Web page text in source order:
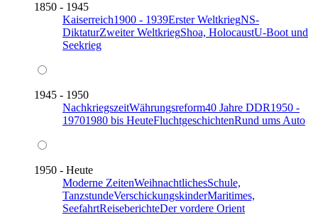
1850 - 1945
Kaiserreich1900 - 1939Erster WeltkriegNS-
DiktaturZweiter WeltkriegShoa, HolocaustU-Boot und
Seekrieg
1945 - 1950
NachkriegszeitWährungsreform40 Jahre DDR1950 -
19701980 bis HeuteFluchtgeschichtenRund ums Auto
1950 - Heute
Moderne ZeitenWeihnachtlichesSchule,
TanzstundeVerschickungskinderMaritimes,
SeefahrtReiseberichteDer vordere Orient